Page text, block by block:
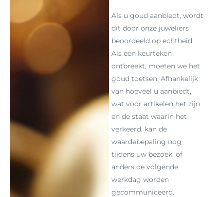
Als u goud aanbiedt, wordt
dit door onze juweliers
beoordeeld op echtheid.
Als een keurteken
ontbreekt, moeten we het
goud toetsen. Afhankelijk
van hoeveel u aanbiedt,
wat voor artikelen het zijn
en de staat waarin het
verkeerd, kan de
waardebepaling nog
tijdens uw bezoek, of
anders de volgende
werkdag worden
gecommuniceerd.